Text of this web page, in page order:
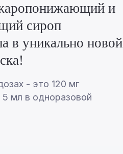
и
сироп
в уникально новой
- это 120 мг
мл в одноразовой